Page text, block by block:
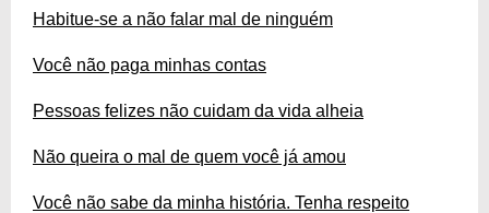
Habitue-se a não falar mal de ninguém
Você não paga minhas contas
Pessoas felizes não cuidam da vida alheia
Não queira o mal de quem você já amou
Você não sabe da minha história. Tenha respeito